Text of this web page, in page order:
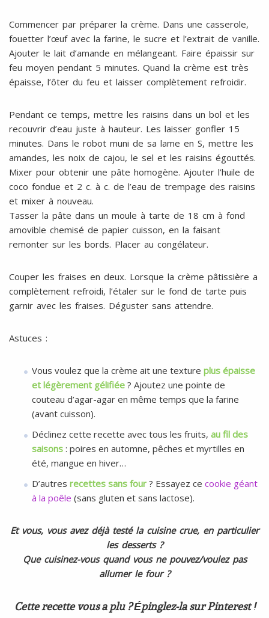
Commencer par préparer la crème. Dans une casserole,
fouetter l’œuf avec la farine, le sucre et l’extrait de vanille.
Ajouter le lait d’amande en mélangeant. Faire épaissir sur
feu moyen pendant 5 minutes. Quand la crème est très
épaisse, l’ôter du feu et laisser complètement refroidir.
Pendant ce temps, mettre les raisins dans un bol et les
recouvrir d’eau juste à hauteur. Les laisser gonfler 15
minutes. Dans le robot muni de sa lame en S, mettre les
amandes, les noix de cajou, le sel et les raisins égouttés.
Mixer pour obtenir une pâte homogène. Ajouter l’huile de
coco fondue et 2 c. à c. de l’eau de trempage des raisins
et mixer à nouveau.
Tasser la pâte dans un moule à tarte de 18 cm à fond
amovible chemisé de papier cuisson, en la faisant
remonter sur les bords. Placer au congélateur.
Couper les fraises en deux. Lorsque la crème pâtissière a
complètement refroidi, l’étaler sur le fond de tarte puis
garnir avec les fraises. Déguster sans attendre.
Astuces :
Vous voulez que la crème ait une texture plus épaisse
et légèrement gélifiée? Ajoutez une pointe de
couteau d’agar-agar en même temps que la farine
(avant cuisson).
Déclinez cette recette avec tous les fruits, au fil des
saisons: poires en automne, pêches et myrtilles en
été, mangue en hiver…
D’autres recettes sans four ? Essayez ce cookie géant
à la poêle (sans gluten et sans lactose).
Et vous, vous avez déjà testé la cuisine crue, en particulier
les desserts ?
Que cuisinez-vous quand vous ne pouvez/voulez pas
allumer le four ?
Cette recette vous a plu ? Épinglez-la sur Pinterest !